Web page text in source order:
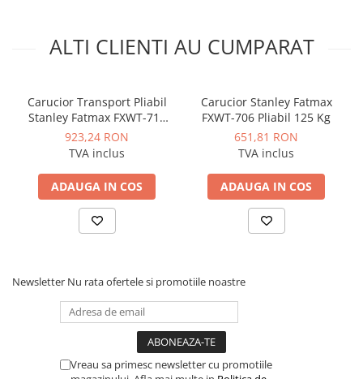
automatizare
Grupuri de circulatie
Manometre, presostate si
termostate
Regulatoare electronice
Vane si servomotoare
Servoregulatoare
Termostate pentru ventilo-
Ventile termice de amestec
Traductoare
UPS-uri si stabilizatoare de
Ventile liniare
ALTI CLIENTI AU CUMPARAT
Carucior Transport Pliabil
Stanley Fatmax FXWT-711
max 200 Kg
923,24 RON
TVA inclus
ADAUGA IN COS
Carucior Stanley Fatmax
FXWT-706 Pliabil 125 Kg
651,81 RON
TVA inclus
ADAUGA IN COS
Newsletter Nu rata ofertele si promotiile noastre
Vreau sa primesc newsletter cu promotiile